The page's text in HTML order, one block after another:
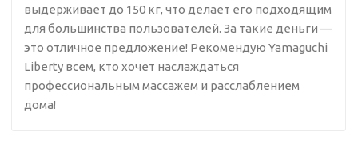
выдерживает до 150 кг, что делает его подходящим
для большинства пользователей. За такие деньги —
это отличное предложение! Рекомендую Yamaguchi
Liberty всем, кто хочет наслаждаться
профессиональным массажем и расслаблением
дома!